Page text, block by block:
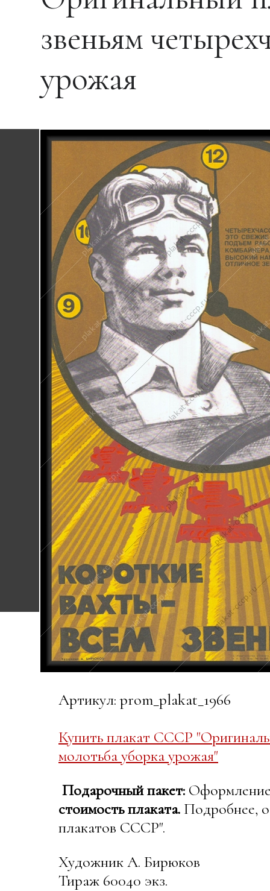
звеньям
урожая
Артикул: prom_plakat_1966
Купить плакат СССР
молотьба уборка урожая"
Подарочный пакет: Оформление
стоимость плаката. Подробнее,
плакатов СССР".
Художник А. Бирюков
Тираж 60040 экз.